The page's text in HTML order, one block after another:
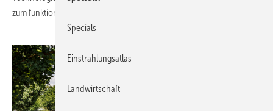
zum funktionierenden Bestandteil moderner
Specials
Einstrahlungsatlas
Landwirtschaft